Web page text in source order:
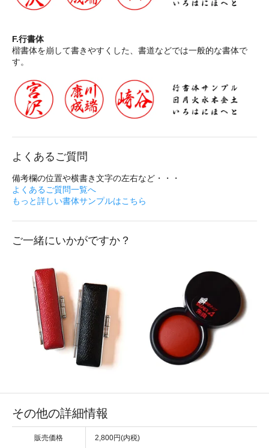
F.行書体
楷書体を崩して書きやすくした、書道などでは一般的な書体で
す。
よくあるご質問
備考欄の位置や横書き文字の左右など・・・
よくあるご質問一覧へ
もっと詳しい書体サンプルはこちら
ご一緒にいかがですか？
その他の詳細情報
販売価格 2,800円(内税)